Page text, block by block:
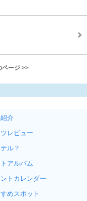
ページ >>
介
レビュー
ル？
アルバム
トカレンダー
めスポット